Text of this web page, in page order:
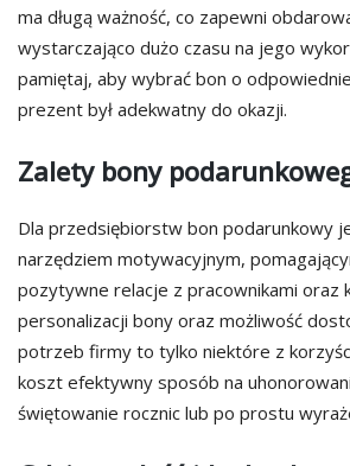
ma długą ważność, co zapewni
wystarczająco dużo czasu na jego
pamiętaj, aby wybrać bon o
prezent był adekwatny do okazji.
Zalety bony
Dla przedsiębiorstw bon podarunkowy
narzędziem motywacyjnym,
pozytywne relacje z pracownikami oraz
personalizacji bony oraz możliwość
potrzeb firmy to tylko niektóre z
koszt efektywny sposób na
świętowanie rocznic lub po prostu